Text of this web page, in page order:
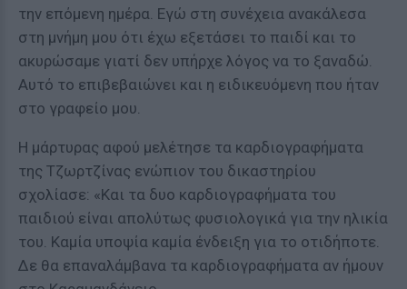
την επόμενη ημέρα. Εγώ στη συνέχεια ανακάλεσα
στη μνήμη μου ότι έχω εξετάσει το παιδί και το
ακυρώσαμε γιατί δεν υπήρχε λόγος να το ξαναδώ.
Αυτό το επιβεβαιώνει και η ειδικευόμενη που ήταν
στο γραφείο μου.
Η μάρτυρας αφού μελέτησε τα καρδιογραφήματα
της Τζωρτζίνας ενώπιον του δικαστηρίου
σχολίασε: «Και τα δυο καρδιογραφήματα του
παιδιού είναι απολύτως φυσιολογικά για την ηλικία
του. Καμία υποψία καμία ένδειξη για το οτιδήποτε.
Δε θα επαναλάμβανα τα καρδιογραφήματα αν ήμουν